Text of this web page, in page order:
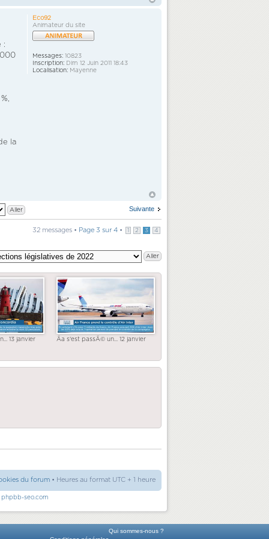
:
la
Eco92
Animateur du site
Messages: 10823
Inscription: Dim 12 Juin 2011 18:43
Localisation: Mayenne
Suivante
32 messages • Page 3 sur 4 • 1 2 3 4
13 janvier Ãa s'est passÃ© un... 12 janvier
du forum • Heures au format UTC + 1 heure
phpbb-seo.com
Qui sommes-nous ?